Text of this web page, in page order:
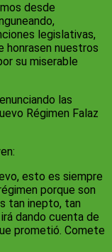
desde
legislativas,
honrasen nuestros
su miserable
las
Régimen Falaz
esto es siempre
porque son
tan inepto, tan
dando cuenta de
prometió. Comete